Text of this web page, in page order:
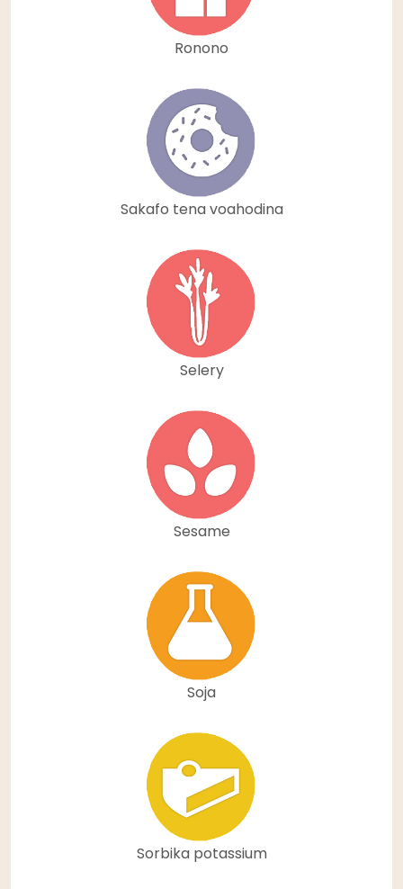
Ronono
Sakafo tena voahodina
Selery
Sesame
Soja
Sorbika potassium